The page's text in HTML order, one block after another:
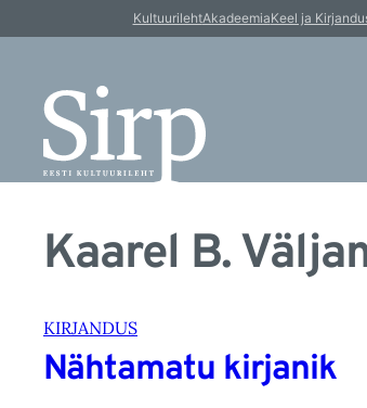
KultuurilehtAkadeemiaKeel ja
Kaarel B.
KIRJANDUS
Nähtamatu kirjanik